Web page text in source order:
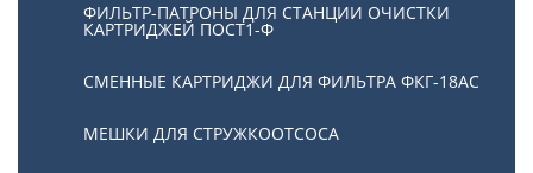
ФИЛЬТР-ПАТРОНЫ ДЛЯ СТАНЦИИ ОЧИСТКИ
КАРТРИДЖЕЙ ПОСТ1-Ф
СМЕННЫЕ КАРТРИДЖИ ДЛЯ ФИЛЬТРА ФКГ-18АС
МЕШКИ ДЛЯ СТРУЖКООТСОСА